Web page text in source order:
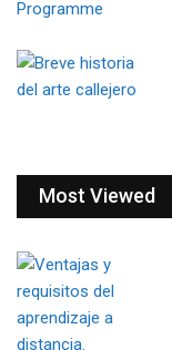
Most Viewed